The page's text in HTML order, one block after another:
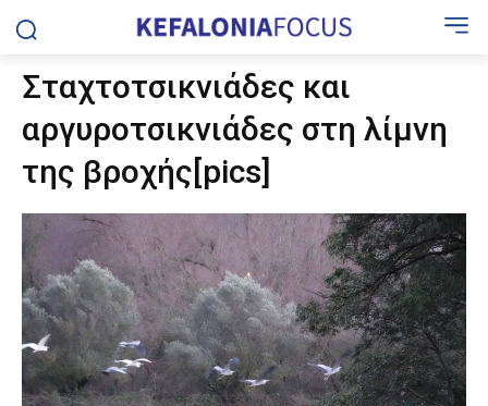
Σταχτοτσικνιάδες και
αργυροτσικνιάδες στη λίμνη
της βροχής[pics]